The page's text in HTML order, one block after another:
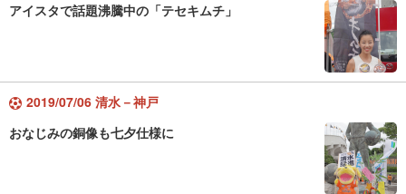
アイスタで話題沸騰中の「テセキムチ」
2019/07/06 清水－神戸
おなじみの銅像も七夕仕様に